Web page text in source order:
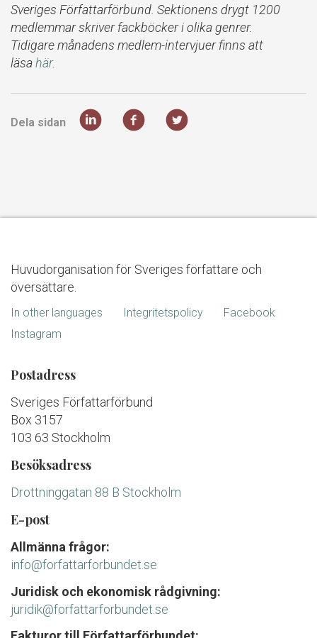
Sveriges Författarförbund. Sektionens drygt 1200
medlemmar skriver fackböcker i olika genrer.
Tidigare månadens medlem-intervjuer finns att
läsahär.
Dela sidan
Huvudorganisation för Sveriges författare och
översättare.
In other languages Integritetspolicy
Facebook
Instagram
Postadress
Sveriges Författarförbund
Box 3157
103 63 Stockholm
Besöksadress
Drottninggatan 88 B Stockholm
E-post
Allmänna frågor:
info@forfattarforbundet.se
Juridisk och ekonomisk rådgivning:
juridik@forfattarforbundet.se